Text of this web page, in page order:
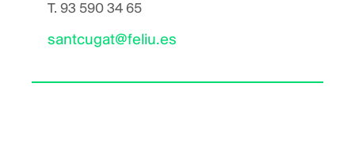
T. 93 590 34 65
santcugat@feliu.es